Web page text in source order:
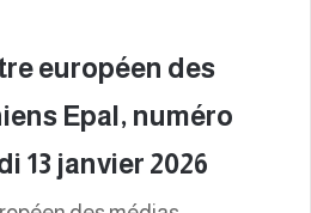
européen des
Epal, numéro
13 janvier 2026